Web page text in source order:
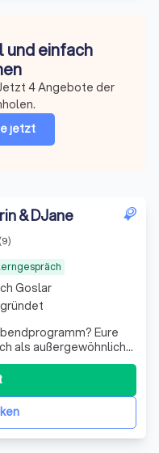
und einfach
4 Angebote der
jetzt
& DJane
Eure
Goslar